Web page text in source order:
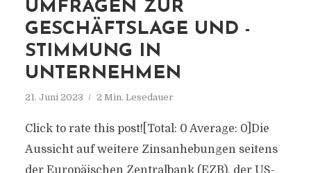
UMFRAGEN ZUR
GESCHÄFTSLAGE UND -
STIMMUNG IN
UNTERNEHMEN
21. Juni 2023 2 Min. Lesedauer
Click to rate this post![Total: 0 Average: 0]Die
Aussicht auf weitere Zinsanhebungen seitens
der Europäischen Zentralbank (EZB), der US-